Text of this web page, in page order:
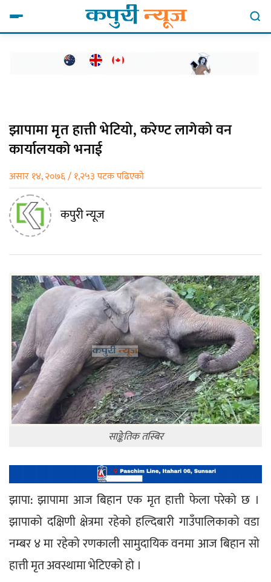
झापामा मृत हात्ती भेटियो, करेण्ट लागेको वन
कार्यालयको भनाई
असार १४, २०७६ / १,२५३ पटक पढिएको
कपुरी न्यूज
साङ्केतिक तस्बिर
झापा: झापामा आज बिहान एक मृत हात्ती फेला परेको छ ।
झापाको दक्षिणी क्षेत्रमा रहेको हल्दिबारी गाउँपालिकाको वडा
नम्बर ४ मा रहेको रणकाली सामुदायिक वनमा आज बिहान सो
हात्ती मृत अवस्थामा भेटिएको हो ।